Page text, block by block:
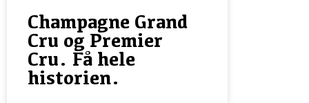
Champagne Grand
Cru og Premier
Cru. Få hele
historien.